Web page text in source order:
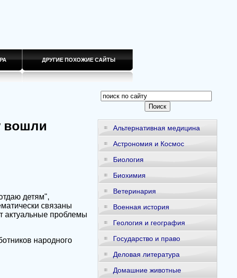
ДРУГИЕ ПОХОЖИЕ САЙТЫ
вошли
детям",
связаны
актуальные проблемы
народного
Альтернативная медицина
Астрономия и Космос
Биология
Биохимия
Ветеринария
Военная история
Геология и география
Государство и право
Деловая литература
Домашние животные